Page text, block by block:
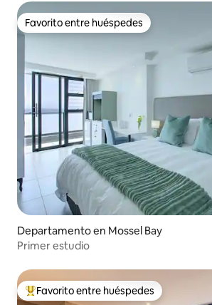
Favorito entre huéspedes
Favorito entre huéspedes
Departamento en Mossel Bay
Primer estudio
De los mejores en Favorito entre
Favorito entre huéspedes